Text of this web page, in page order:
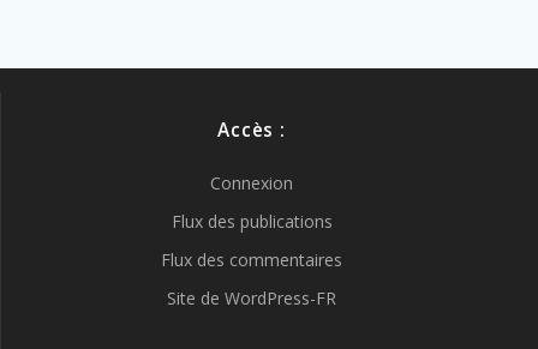
Accès :
Connexion
Flux des publications
Flux des commentaires
Site de WordPress-FR